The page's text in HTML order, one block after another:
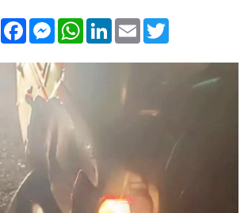
Compartilhar
FacebookMessenger
WhatsApp
LinkedIn
Email